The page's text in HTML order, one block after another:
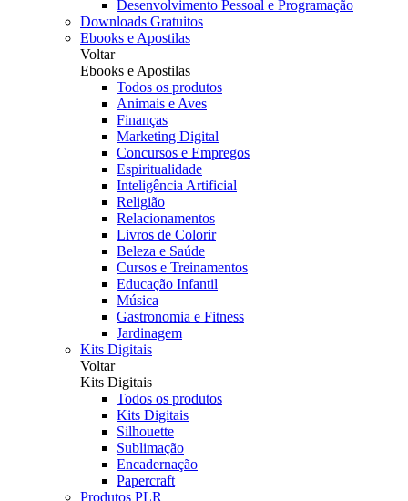
Desenvolvimento Pessoal e Programação
Downloads Gratuitos
Ebooks e Apostilas
Voltar
Ebooks e Apostilas
Todos os produtos
Animais e Aves
Finanças
Marketing Digital
Concursos e Empregos
Espiritualidade
Inteligência Artificial
Religião
Relacionamentos
Livros de Colorir
Beleza e Saúde
Cursos e Treinamentos
Educação Infantil
Música
Gastronomia e Fitness
Jardinagem
Kits Digitais
Voltar
Kits Digitais
Todos os produtos
Kits Digitais
Silhouette
Sublimação
Encadernação
Papercraft
Produtos PLR